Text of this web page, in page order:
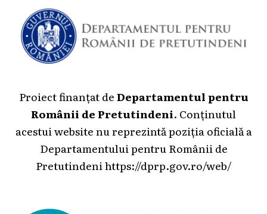
Proiect finanțat deDepartamentul pentru
Românii de Pretutindeni. Conținutul
acestui website nu reprezintă poziția oficială a
Departamentului pentru Românii de
Pretutindeni https://dprp.gov.ro/web/